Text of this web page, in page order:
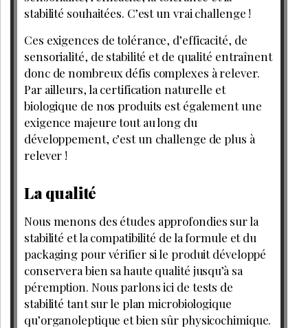
stabilité souhaitées. C’est un vrai challenge !
Ces exigences de tolérance, d’efficacité, de
sensorialité, de stabilité et de qualité entraînent
donc de nombreux défis complexes à relever.
Par ailleurs, la certification naturelle et
biologique de nos produits est également une
exigence majeure tout au long du
développement, c’est un challenge de plus à
relever !
La qualité
Nous menons des études approfondies sur la
stabilité et la compatibilité de la formule et du
packaging pour vérifier si le produit développé
conservera bien sa haute qualité jusqu’à sa
péremption. Nous parlons ici de tests de
stabilité tant sur le plan microbiologique
qu’organoleptique et bien sûr physicochimique.